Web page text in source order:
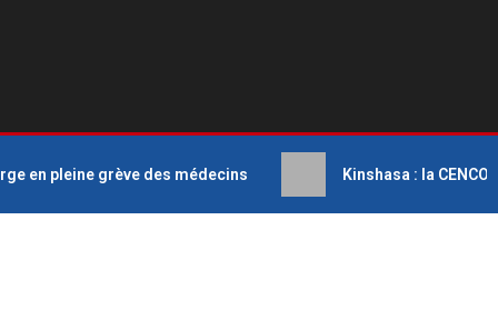
en pleine grève des médecins Kinshasa : la